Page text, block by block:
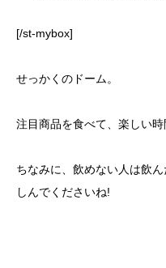
[/st-mybox]
せっかくのドーム。
注目商品を食べて、楽しい時
ちなみに、飲めない人は飲
しんでくださいね!